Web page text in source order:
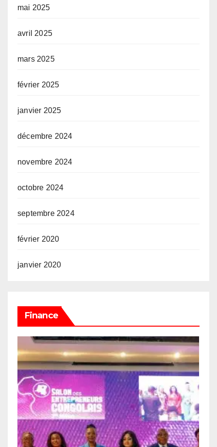
mai 2025
avril 2025
mars 2025
février 2025
janvier 2025
décembre 2024
novembre 2024
octobre 2024
septembre 2024
février 2020
janvier 2020
Finance